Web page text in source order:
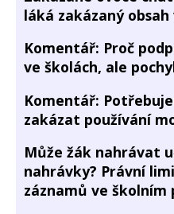
láká zakázaný
Komentář: Proč
ve školách, ale
Komentář:
zakázat používání
Může žák nahrávat
nahrávky? Právní
záznamů ve